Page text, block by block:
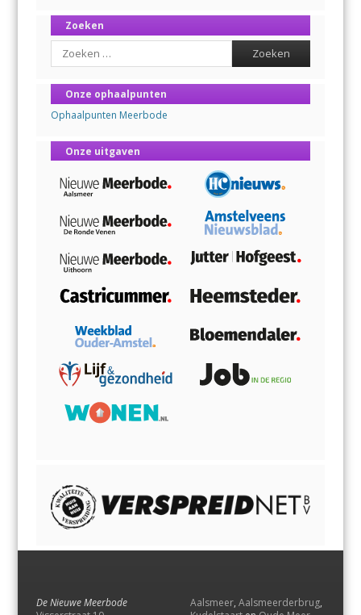
Zoeken
Search
Onze ophaalpunten
Ophaalpunten Meerbode
Onze uitgaven
De Nieuwe Meerbode
Aalsmeer, Aalsmeerderbrug,